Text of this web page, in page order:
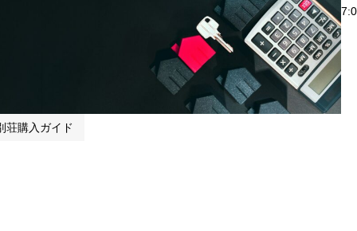
営業時間：09:00〜
荘購入ガイド